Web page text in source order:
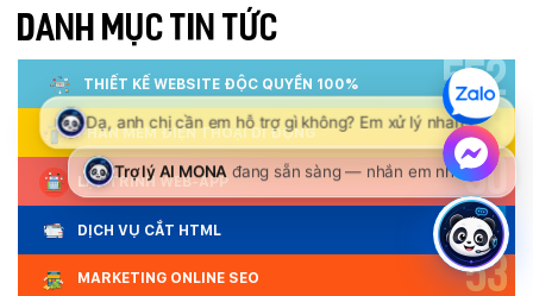
DANH MỤC TIN TỨC
THIẾT KẾ WEBSITE ĐỘC QUYỀN 100% 552
PHẦN MỀM ĐIỆN THOẠI DI ĐỘNG 88
LẬP TRÌNH WEB-APP 50
DỊCH VỤ CẮT HTML 301
MARKETING ONLINE SEO 53